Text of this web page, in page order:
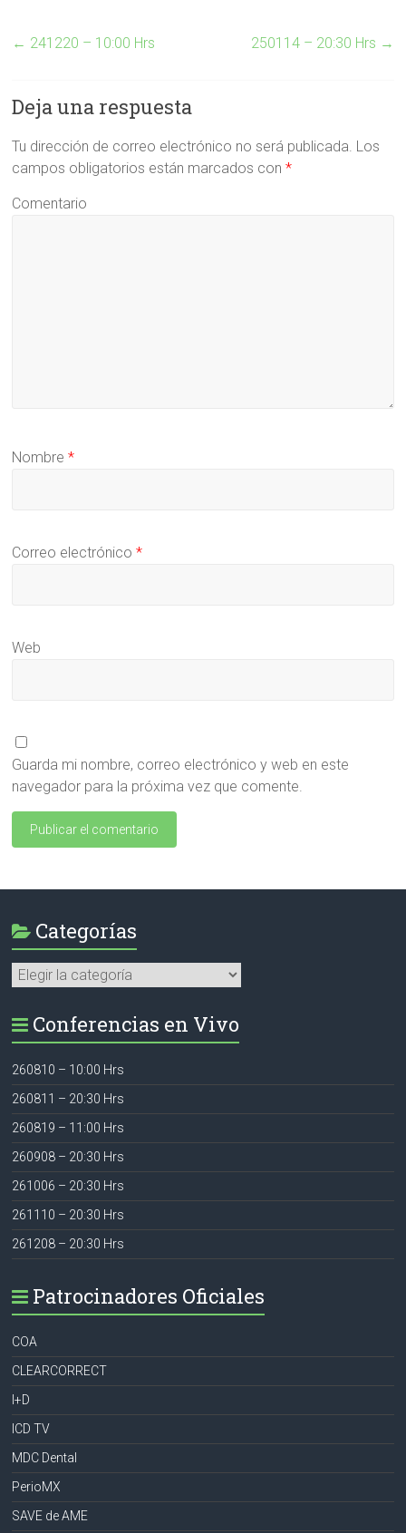
← 241220 – 10:00 Hrs 250114 – 20:30 Hrs →
Deja una respuesta
Tu dirección de correo electrónico no será publicada. Los
campos obligatorios están marcados con*
Comentario
Nombre*
Correo electrónico*
Web
Guarda mi nombre, correo electrónico y web en este
navegador para la próxima vez que comente.
Categorías
Categorías
Conferencias en Vivo
260810 – 10:00 Hrs
260811 – 20:30 Hrs
260819 – 11:00 Hrs
260908 – 20:30 Hrs
261006 – 20:30 Hrs
261110 – 20:30 Hrs
261208 – 20:30 Hrs
Patrocinadores Oficiales
COA
CLEARCORRECT
I+D
ICD TV
MDC Dental
PerioMX
SAVE de AME